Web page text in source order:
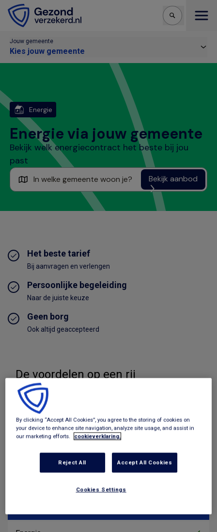
Jouw gemeente
Kies jouw gemeente
Energie
Energie via jouw gemeente
Bekijk welk energiecontract het beste bij jou
past
Bekijk aanbod
Het beste tarief
Bij aanvragen en verlengen
Persoonlijke begeleiding
Naar de juiste keuze
Geen borg
Ook altijd geaccepteerd
De voordelen op een rij
Bekijk aanbod
Beste tarief per aanbieder
By clicking “Accept All Cookies”, you agree to the storing of cookies on
your device to enhance site navigation, analyze site usage, and assist in
our marketing efforts.
cookieverklaring.
Reject All Accept All Cookies
Cookies Settings